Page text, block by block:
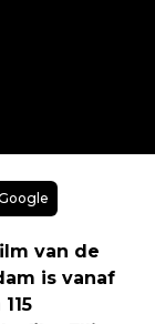
van de
is vanaf